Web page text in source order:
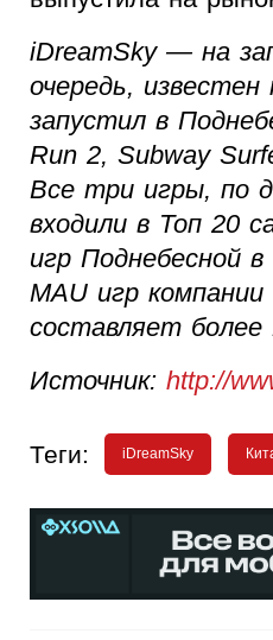
iDreamSky — на
очередь,
запустил в
Run 2, Subway
Все три игры, по
входили в Топ 20
игр Поднебесной
MAU игр
составляет более
Источник: http://
Теги: iDreamSky